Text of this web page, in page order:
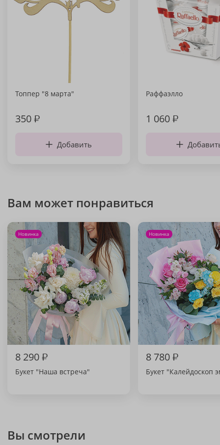
Топпер "8 марта"
350₽
Добавить
Раффаэлло
1 060₽
Вам может понравиться
Новинка
8 290₽
Букет "Наша встреча"
Новинка
8 780₽
Букет "Калейдоскоп
Вы смотрели